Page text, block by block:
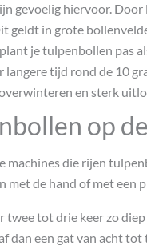
gevoelig hiervoor.
geldt in grote
je tulpenbollen pas
tijd rond de 10
en sterk
op
machines die rijen
met de hand of met een
twee tot drie keer zo diep
dan een gat van acht